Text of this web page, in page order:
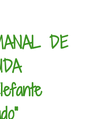
DE